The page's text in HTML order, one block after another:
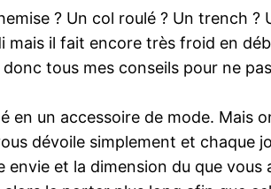
? Un col roulé ? Un trench
mais il fait encore très froid en
donc tous mes conseils pour ne
en un accessoire de mode. Mais
dévoile simplement et
envie et la dimension du que